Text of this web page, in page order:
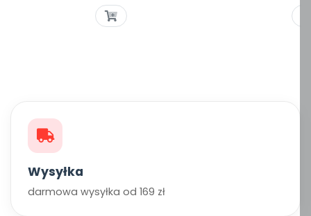
Wysyłka
darmowa wysyłka od 169 zł